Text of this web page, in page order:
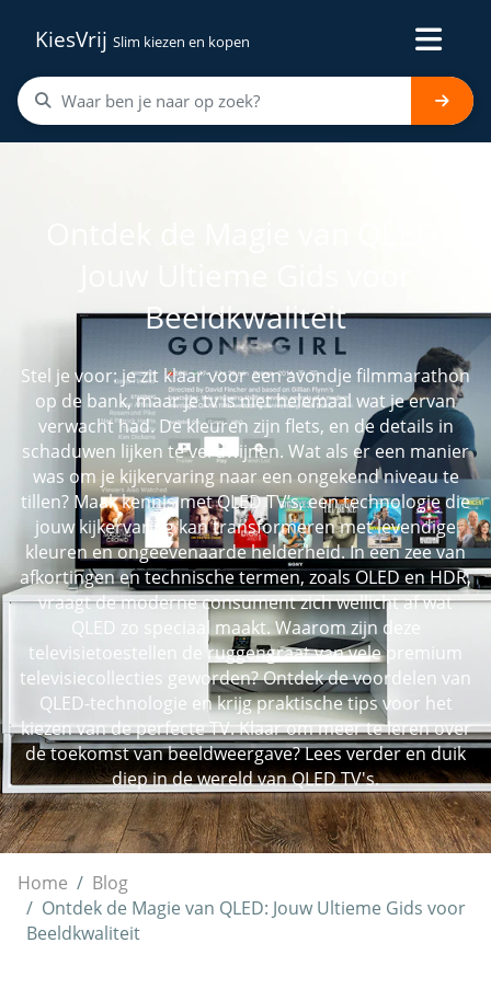
KiesVrij Slim kiezen en kopen
Beeldkwaliteit
Stel je voor: je zit klaar voor een avondje filmmarathon
op de bank, maar je tv is niet helemaal wat je ervan
verwacht had. De kleuren zijn flets, en de details in
schaduwen lijken te verdwijnen. Wat als er een manier
was om je kijkervaring naar een ongekend niveau te
tillen? Maak kennis met QLED TV’s, een technologie die
jouw kijkervaring kan transformeren met levendige
kleuren en ongeëvenaarde helderheid. In een zee van
afkortingen en technische termen, zoals OLED en HDR,
vraagt de moderne consument zich wellicht af wat
QLED zo speciaal maakt. Waarom zijn deze
televisietoestellen de ruggengraat van vele premium
televisiecollecties geworden? Ontdek de voordelen van
QLED-technologie en krijg praktische tips voor het
kiezen van de perfecte TV. Klaar om meer te leren over
de toekomst van beeldweergave? Lees verder en duik
diep in de wereld van QLED TV's.
Home
Blog
Ontdek de Magie van QLED: Jouw Ultieme Gids voor
Beeldkwaliteit